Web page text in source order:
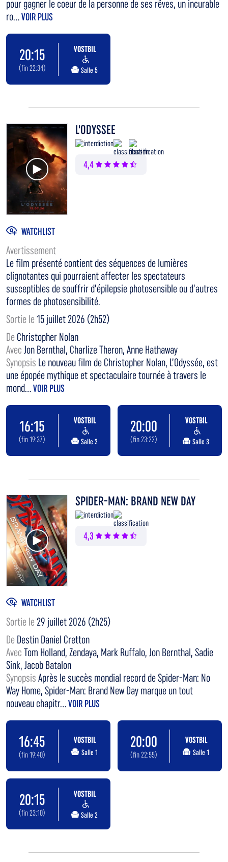
pour gagner le coeur de la personne de ses rêves, un incurable
ro...VOIR PLUS
20:15
(fin 22:34)
VOSTBIL
Salle 5
Voir la bande annonce
L'ODYSSEE
4,4
WATCHLIST
Avertissement
Le film présenté contient des séquences de lumières
clignotantes qui pourraient affecter les spectateurs
susceptibles de souffrir d’épilepsie photosensible ou d’autres
formes de photosensibilité.
Sortie le 15 juillet 2026 (2h52)
De Christopher Nolan
Avec Jon Bernthal, Charlize Theron, Anne Hathaway
Synopsis Le nouveau film de Christopher Nolan, L’Odyssée, est
une épopée mythique et spectaculaire tournée à travers le
mond...VOIR PLUS
16:15
(fin 19:37)
VOSTBIL
Salle 2
20:00
(fin 23:22)
VOSTBIL
Salle 3
Voir la bande annonce
SPIDER-MAN: BRAND NEW DAY
4,3
WATCHLIST
Sortie le 29 juillet 2026 (2h25)
De Destin Daniel Cretton
Avec Tom Holland, Zendaya, Mark Ruffalo, Jon Bernthal, Sadie
Sink, Jacob Batalon
Synopsis Après le succès mondial record de Spider-Man: No
Way Home, Spider-Man: Brand New Day marque un tout
nouveau chapitr...VOIR PLUS
16:45
(fin 19:40)
VOSTBIL
Salle 1
20:00
(fin 22:55)
VOSTBIL
Salle 1
20:15
(fin 23:10)
VOSTBIL
Salle 2